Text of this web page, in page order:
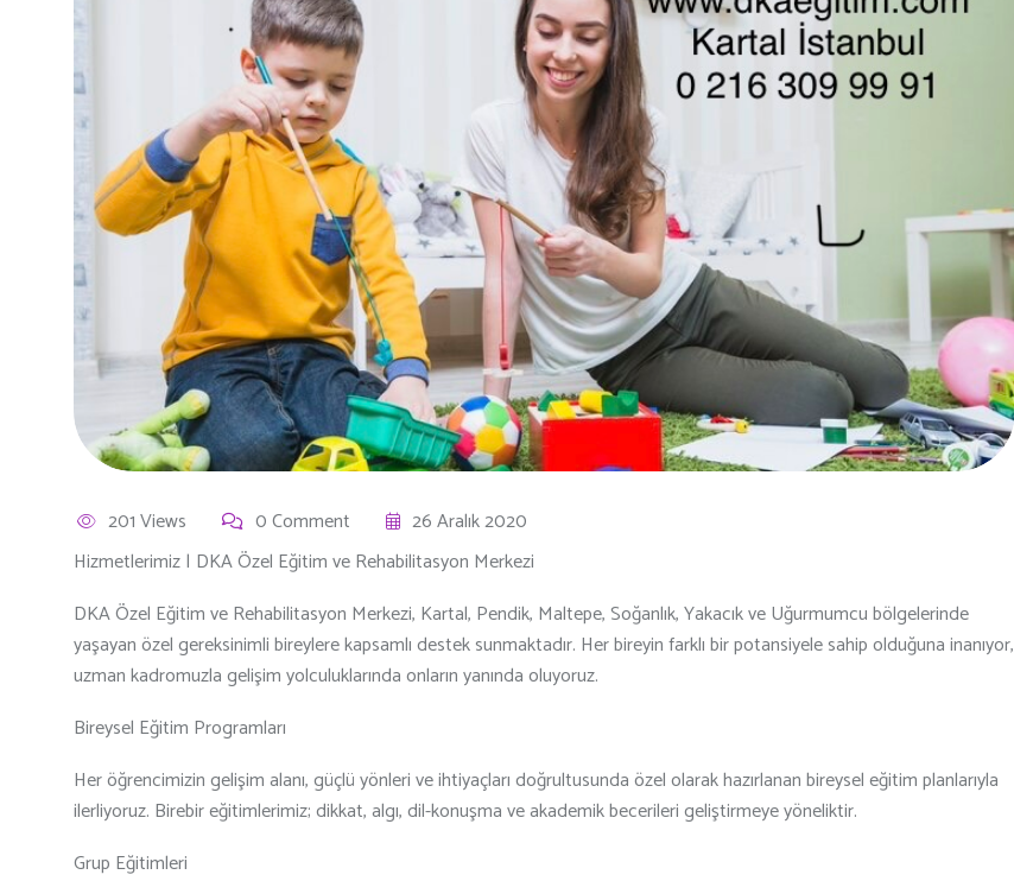
201 Views 0 Comment
26 Aralık 2020
Hizmetlerimiz | DKA Özel Eğitim ve Rehabilitasyon Merkezi
DKA Özel Eğitim ve Rehabilitasyon Merkezi, Kartal, Pendik, Maltepe, Soğanlık, Yakacık ve Uğurmumcu bölgelerinde
yaşayan özel gereksinimli bireylere kapsamlı destek sunmaktadır. Her bireyin farklı bir potansiyele sahip olduğuna inanıyor,
uzman kadromuzla gelişim yolculuklarında onların yanında oluyoruz.
Bireysel Eğitim Programları
Her öğrencimizin gelişim alanı, güçlü yönleri ve ihtiyaçları doğrultusunda özel olarak hazırlanan bireysel eğitim planlarıyla
ilerliyoruz. Birebir eğitimlerimiz; dikkat, algı, dil-konuşma ve akademik becerileri geliştirmeye yöneliktir.
Grup Eğitimleri